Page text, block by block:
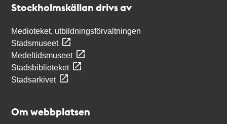
Stockholmskällan drivs av
Medioteket, utbildningsförvaltningen
Stadsmuseet
Medeltidsmuseet
Stadsbiblioteket
Stadsarkivet
Om webbplatsen